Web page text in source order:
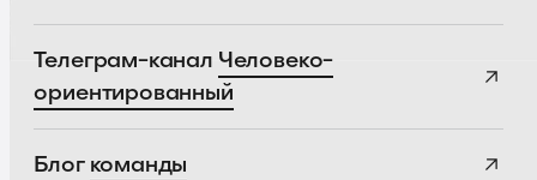
Телеграм-канал Человеко-
ориентированный
Блог команды